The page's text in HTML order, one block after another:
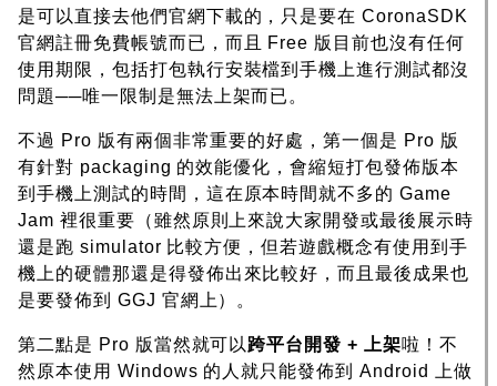
是可以直接去他們官網下載的，只是要在 CoronaSDK
官網註冊免費帳號而已，而且 Free 版目前也沒有任何
使用期限，包括打包執行安裝檔到手機上進行測試都沒
問題──唯一限制是無法上架而已。
不過 Pro 版有兩個非常重要的好處，第一個是 Pro 版
有針對 packaging 的效能優化，會縮短打包發佈版本
到手機上測試的時間，這在原本時間就不多的 Game
Jam 裡很重要（雖然原則上來說大家開發或最後展示時
還是跑 simulator 比較方便，但若遊戲概念有使用到手
機上的硬體那還是得發佈出來比較好，而且最後成果也
是要發佈到 GGJ 官網上）。
第二點是 Pro 版當然就可以 跨平台開發 + 上架啦！不
然原本使用 Windows 的人就只能發佈到 Android 上做